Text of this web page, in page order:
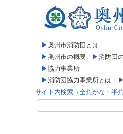
▶奥州市消防団とは
▶奥州市の概要 ▶消防団
▶協力事業所
▶消防団協力事業所とは ▶
サイト内検索（全角かな・半